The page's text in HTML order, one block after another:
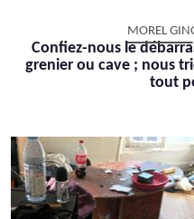
MOREL
Confiez-nous le
grenier ou cave ; nous
tout